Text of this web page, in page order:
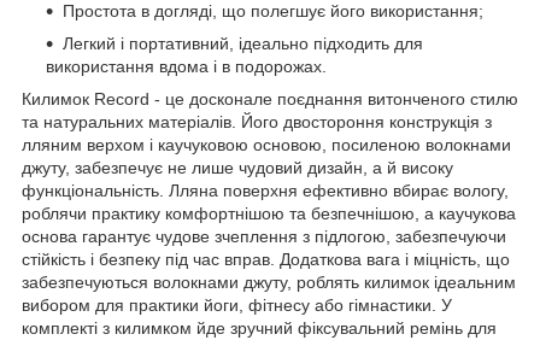
Простота в догляді, що полегшує його використання;
Легкий і портативний, ідеально підходить для
використання вдома і в подорожах.
Килимок Record - це досконале поєднання витонченого стилю
та натуральних матеріалів. Його двостороння конструкція з
лляним верхом і каучуковою основою, посиленою волокнами
джуту, забезпечує не лише чудовий дизайн, а й високу
функціональність. Лляна поверхня ефективно вбирає вологу,
роблячи практику комфортнішою та безпечнішою, а каучукова
основа гарантує чудове зчеплення з підлогою, забезпечуючи
стійкість і безпеку під час вправ. Додаткова вага і міцність, що
забезпечуються волокнами джуту, роблять килимок ідеальним
вибором для практики йоги, фітнесу або гімнастики. У
комплекті з килимком йде зручний фіксувальний ремінь для